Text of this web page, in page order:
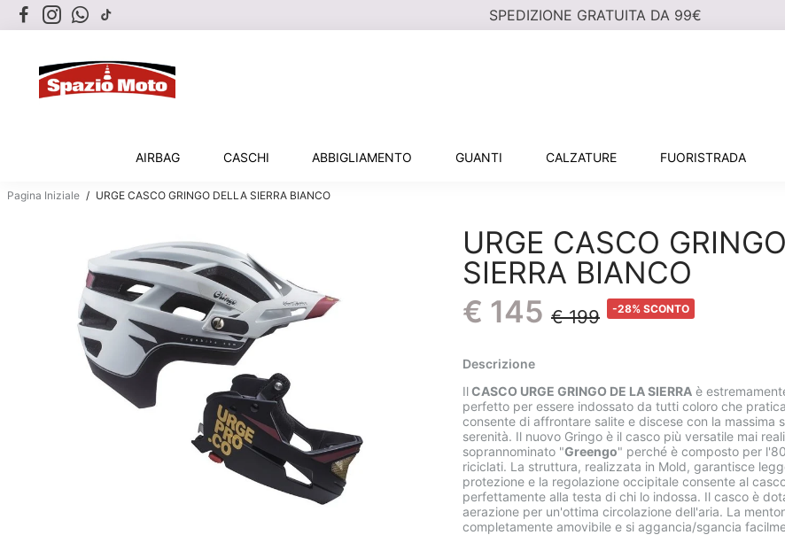
SPEDIZIONE GRATUITA DA 99€
AIRBAG CASCHI ABBIGLIAMENTO GUANTI CALZATURE FUORISTRADA
Pagina Iniziale / URGE CASCO GRINGO DELLA SIERRA BIANCO
URGE CASCO
SIERRA BIANCO
€ 145 € 199 -28% SCONTO
Descrizione
IlCASCO URGE GRINGO DE LA SIERRA è
perfetto per essere indossato da tutti coloro che
consente di affrontare salite e discese con la massima
serenità. Il nuovo Gringo è il casco più versatile mai
soprannominato "Greengo" perché è composto per
riciclati. La struttura, realizzata in Mold, garantisce
protezione e la regolazione occipitale consente al
perfettamente alla testa di chi lo indossa. Il casco è
aerazione per un'ottima circolazione dell'aria. La
completamente amovibile e si aggancia/sgancia